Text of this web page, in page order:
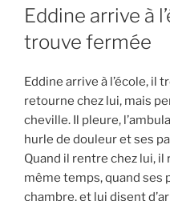
LE
Eddine arrive à
trouve fermée
Eddine arrive à l’école,
retourne chez lui, mais
cheville. Il pleure,
hurle de douleur et ses
Quand il rentre chez lui,
même temps, quand ses
chambre, et lui disent